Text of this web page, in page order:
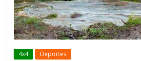
4x4 Deportes